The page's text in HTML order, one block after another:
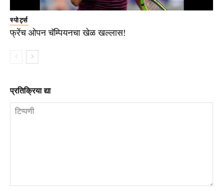
स्पोर्ट्स
फ्रेंच ओपन चॅम्पियनचा खेळ खल्लास!
प्रतिक्रिया द्या